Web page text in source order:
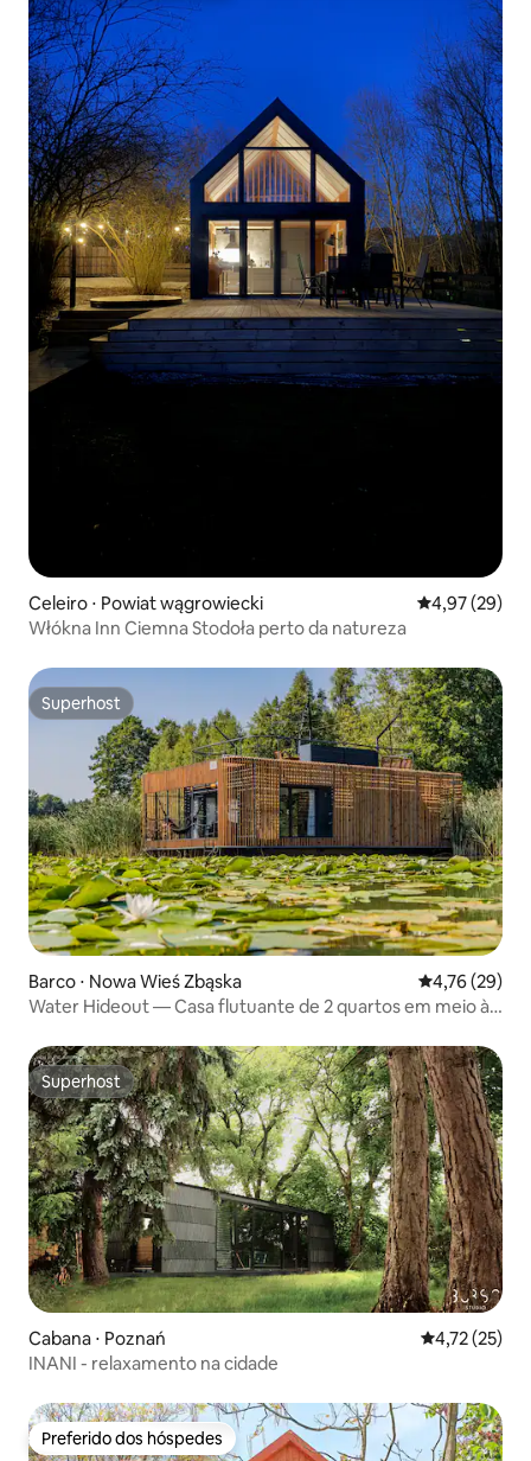
Celeiro ⋅ Powiat wągrowiecki 4,97 de uma
4,97 (29)
Włókna Inn Ciemna Stodoła perto da natureza
Superhost
Superhost
Barco ⋅ Nowa Wieś Zbąska 4,76 de uma
4,76 (29)
Water Hideout — Casa flutuante de 2 quartos em meio à
Superhost
Superhost
Cabana ⋅ Poznań 4,72 de uma
4,72 (25)
INANI - relaxamento na cidade
Preferido dos hóspedes
Preferido dos hóspedes